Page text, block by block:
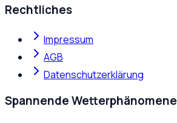
Rechtliches
Impressum
AGB
Datenschutzerklärung
Spannende Wetterphänomene